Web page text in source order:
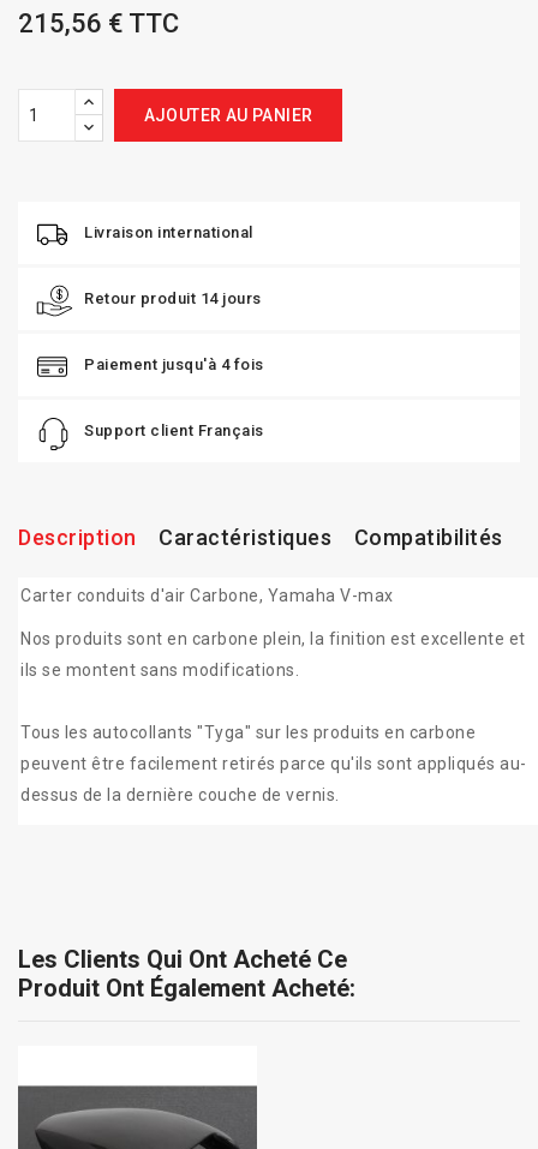
215,56 € TTC
AJOUTER AU PANIER
Livraison international
Retour produit 14 jours
Paiement jusqu'à 4 fois
Support client Français
Description Caractéristiques Compatibilités
Carter conduits d'air Carbone, Yamaha V-max
Nos produits sont en carbone plein, la finition est excellente et
ils se montent sans modifications.
Tous les autocollants "Tyga" sur les produits en carbone
peuvent être facilement retirés parce qu'ils sont appliqués au-
dessus de la dernière couche de vernis.
Les Clients Qui Ont Acheté Ce
Produit Ont Également Acheté: